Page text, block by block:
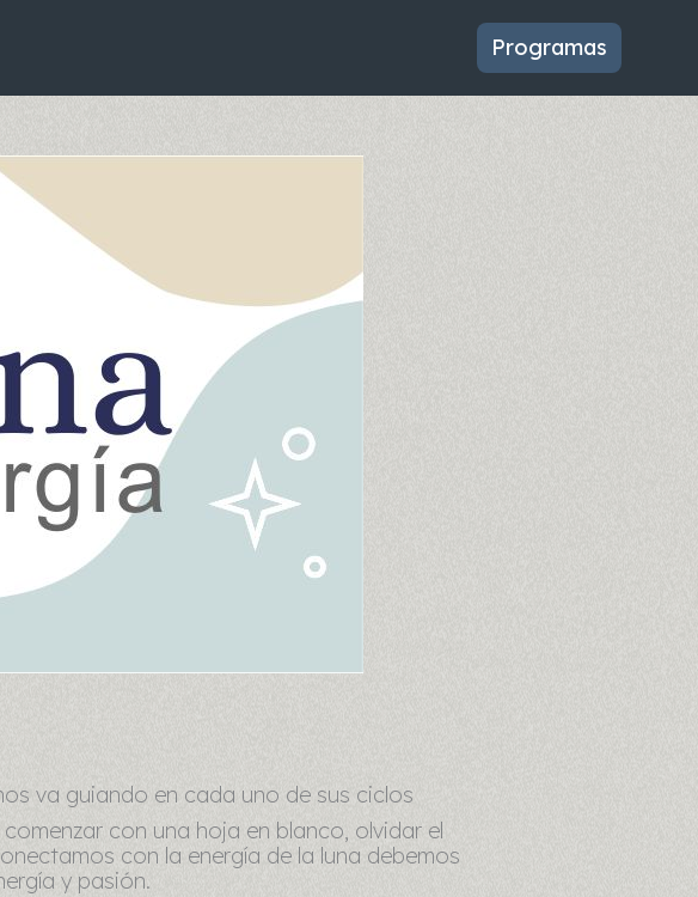
Programas
va guiando en cada uno de sus ciclos
con una hoja en blanco, olvidar el
con la energía de la luna debemos
y pasión.